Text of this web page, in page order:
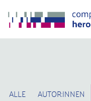
ALLE AUTOR:INNEN